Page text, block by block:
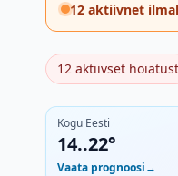
12 aktiivnet
12 aktiivset hoiatust
Kogu Eesti
14..22°
Vaata prognoosi→